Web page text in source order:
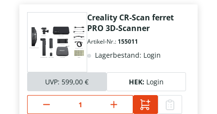
Creality CR-Scan ferret
PRO 3D-Scanner
Artikel-Nr.: 155011
Lagerbestand: Login
UVP: 599,00 € HEK: Login